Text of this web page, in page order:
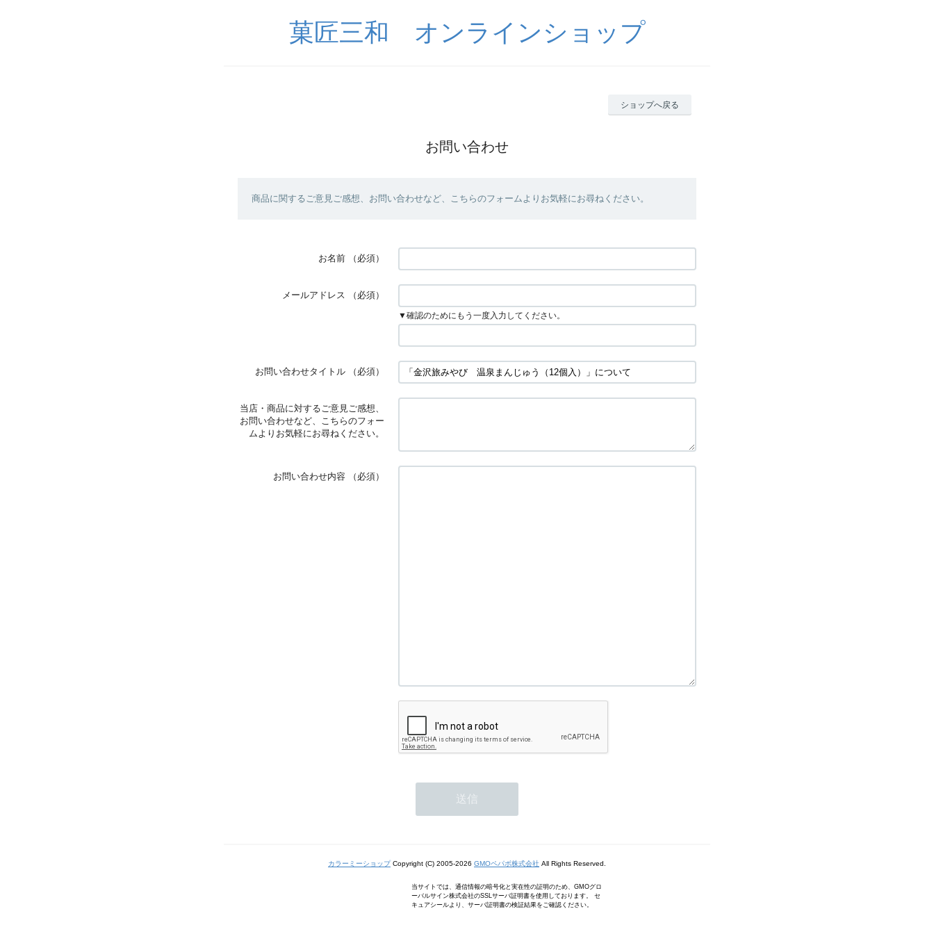
菓匠三和 オンラインショップ
ショップへ戻る
お問い合わせ
商品に関するご意見ご感想、お問い合わせなど、こちらのフォームよりお気軽にお尋ねください。
お名前 （必須）
メールアドレス （必須）
▼確認のためにもう一度入力してください。
お問い合わせタイトル （必須）
当店・商品に対するご意見ご感想、
お問い合わせなど、こちらのフォー
ムよりお気軽にお尋ねください。
お問い合わせ内容 （必須）
カラーミーショップCopyright (C) 2005-2026 GMOペパボ株式会社 All Rights Reserved.
当サイトでは、通信情報の暗号化と実在性の証明のため、GMOグロ
ーバルサイン株式会社のSSLサーバ証明書を使用しております。 セ
キュアシールより、サーバ証明書の検証結果をご確認ください。